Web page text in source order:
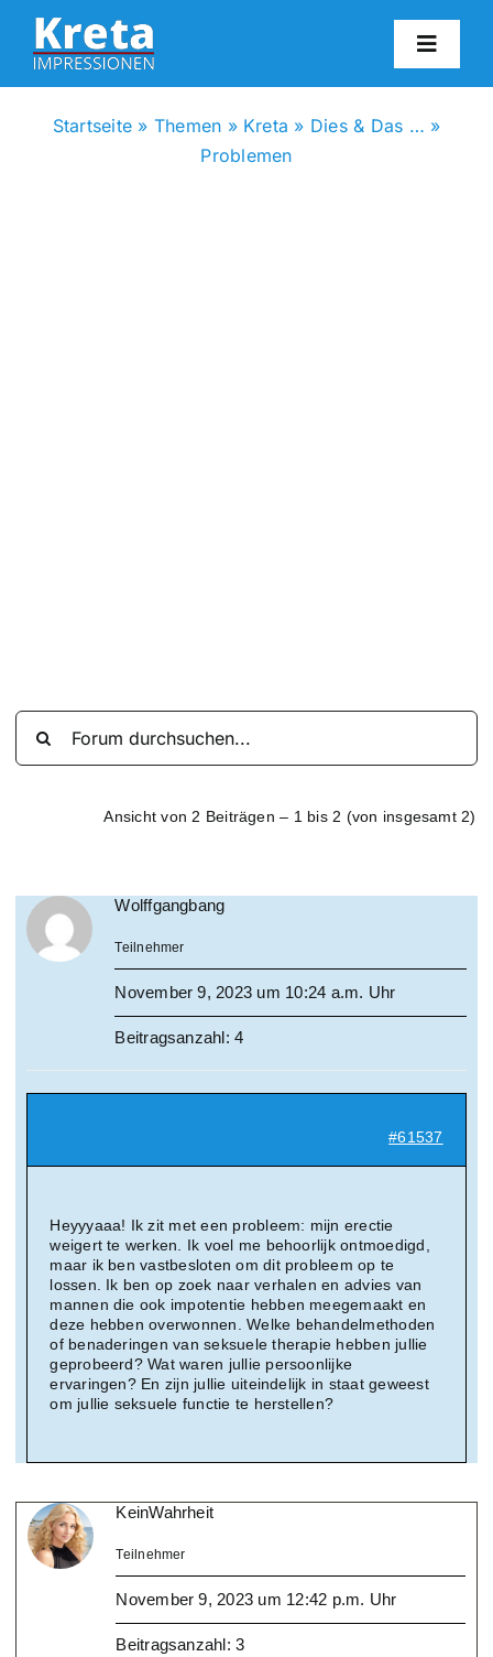
Zum
Inhalt
springen
Startseite » Themen » Kreta » Dies & Das … »
Problemen
Ansicht von 2 Beiträgen – 1 bis 2 (von insgesamt 2)
Wolffgangbang
Teilnehmer
November 9, 2023 um 10:24 a.m. Uhr
Beitragsanzahl: 4
#61537
Heyyyaaa! Ik zit met een probleem: mijn erectie
weigert te werken. Ik voel me behoorlijk ontmoedigd,
maar ik ben vastbesloten om dit probleem op te
lossen. Ik ben op zoek naar verhalen en advies van
mannen die ook impotentie hebben meegemaakt en
deze hebben overwonnen. Welke behandelmethoden
of benaderingen van seksuele therapie hebben jullie
geprobeerd? Wat waren jullie persoonlijke
ervaringen? En zijn jullie uiteindelijk in staat geweest
om jullie seksuele functie te herstellen?
KeinWahrheit
Teilnehmer
November 9, 2023 um 12:42 p.m. Uhr
Beitragsanzahl: 3